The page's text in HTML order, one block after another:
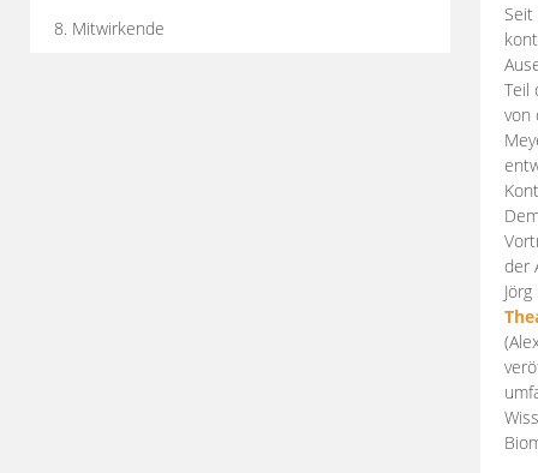
8. Mitwirkende
Teil
von
der